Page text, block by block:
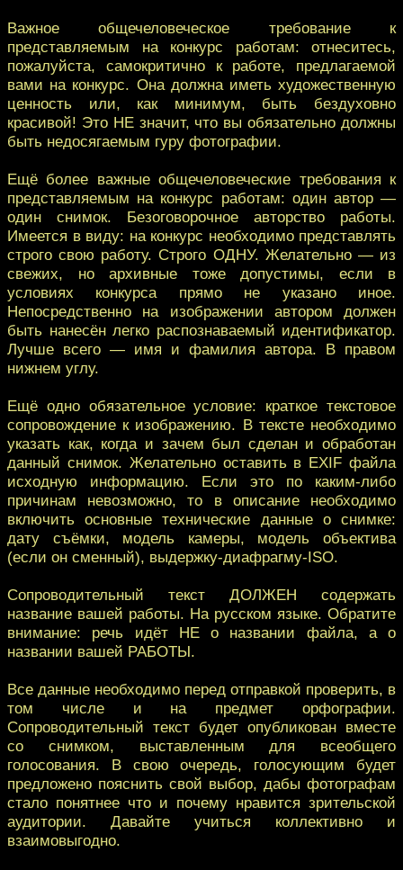
Важное общечеловеческое требование к
представляемым на конкурс работам: отнеситесь,
пожалуйста, самокритично к работе, предлагаемой
вами на конкурс. Она должна иметь художественную
ценность или, как минимум, быть бездуховно
красивой! Это НЕ значит, что вы обязательно должны
быть недосягаемым гуру фотографии.
Ещё более важные общечеловеческие требования к
представляемым на конкурс работам: один автор —
один снимок. Безоговорочное авторство работы.
Имеется в виду: на конкурс необходимо представлять
строго свою работу. Строго ОДНУ. Желательно — из
свежих, но архивные тоже допустимы, если в
условиях конкурса прямо не указано иное.
Непосредственно на изображении автором должен
быть нанесён легко распознаваемый идентификатор.
Лучше всего — имя и фамилия автора. В правом
нижнем углу.
Ещё одно обязательное условие: краткое текстовое
сопровождение к изображению. В тексте необходимо
указать как, когда и зачем был сделан и обработан
данный снимок. Желательно оставить в EXIF файла
исходную информацию. Если это по каким-либо
причинам невозможно, то в описание необходимо
включить основные технические данные о снимке:
дату съёмки, модель камеры, модель объектива
(если он сменный), выдержку-диафрагму-ISO.
Сопроводительный текст ДОЛЖЕН содержать
название вашей работы. На русском языке. Обратите
внимание: речь идёт НЕ о названии файла, а о
названии вашей РАБОТЫ.
Все данные необходимо перед отправкой проверить, в
том числе и на предмет орфографии.
Сопроводительный текст будет опубликован вместе
со снимком, выставленным для всеобщего
голосования. В свою очередь, голосующим будет
предложено пояснить свой выбор, дабы фотографам
стало понятнее что и почему нравится зрительской
аудитории. Давайте учиться коллективно и
взаимовыгодно.